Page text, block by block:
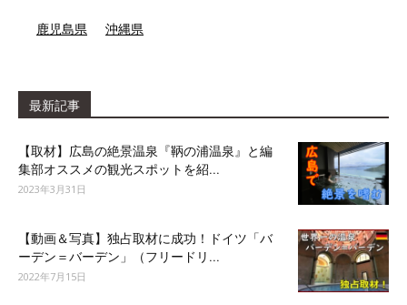
鹿児島県 沖縄県
最新記事
【取材】広島の絶景温泉『鞆の浦温泉』と編
集部オススメの観光スポットを紹...
2023年3月31日
【動画＆写真】独占取材に成功！ドイツ「バ
ーデン＝バーデン」（フリードリ...
2022年7月15日